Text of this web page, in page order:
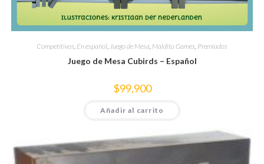
Competitivos, En español,Juego de Mesa, Maldito Games, Premiados
Juego de Mesa Cubirds – Español
$99,900
Añadir al carrito